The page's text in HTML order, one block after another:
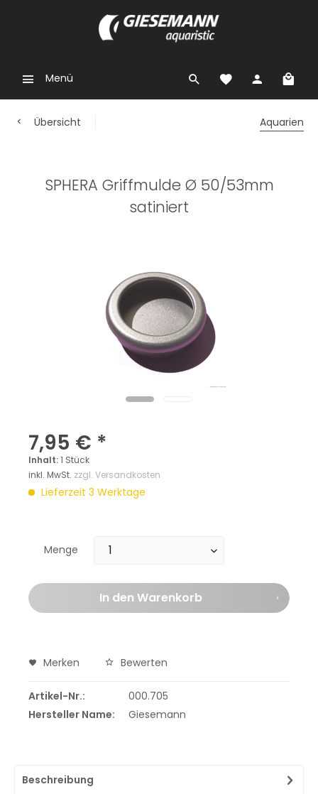
Menü
Übersicht Aquarien
SPHERA Griffmulde Ø 50/53mm
satiniert
7,95 € *
Inhalt:1 Stück
inkl. MwSt. zzgl. Versandkosten
Lieferzeit 3 Werktage
Menge
In den Warenkorb
Merken Bewerten
Artikel-Nr.:
000.705
Hersteller Name:
Giesemann
Beschreibung